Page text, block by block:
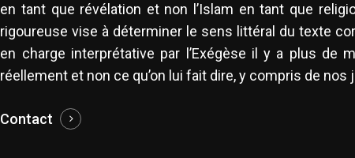
en tant que révélation et non l’Islam en tant que
rigoureuse vise à déterminer le sens littéral du texte
en charge interprétative par l’Exégèse il y a plus de
réellement et non ce qu’on lui fait dire, y compris de nos
Contact